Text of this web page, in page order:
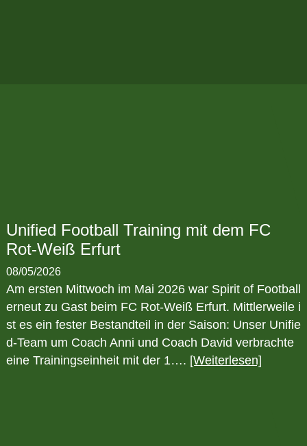
Unified Football Training mit dem FC
Rot-Weiß Erfurt
08/05/2026
Am ersten Mittwoch im Mai 2026 war Spirit of Football
erneut zu Gast beim FC Rot-Weiß Erfurt. Mittlerweile i
st es ein fester Bestandteil in der Saison: Unser Unifie
d-Team um Coach Anni und Coach David verbrachte
eine Trainingseinheit mit der 1…. [Weiterlesen]